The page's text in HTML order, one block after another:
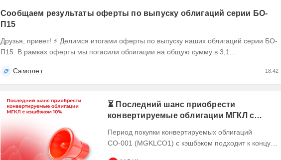
Сообщаем результаты оферты по выпуску облигаций серии БО-
П15
Друзья, привет! ⚡️ Делимся итогами оферты по выпуску наших облигаций серии БО-
П15. В рамках оферты мы погасили облигации на общую сумму в 3,1...
Самолет 18:42
⏳ Последний шанс приобрести
конвертируемые облигации МГКЛ с
Период покупки конвертируемых облигаций
СО-001 (MGKLCO1) с кэшбэком подходит к концу.